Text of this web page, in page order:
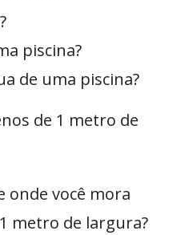
piscina?
de uma piscina?
de 1 metro de
onde você mora
metro de largura?